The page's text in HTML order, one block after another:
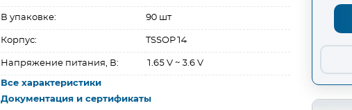
В упаковке: 90 шт
Корпус: TSSOP14
Напряжение питания, В: 1.65 V ~ 3.6 V
Все характеристики
Документация и сертификаты